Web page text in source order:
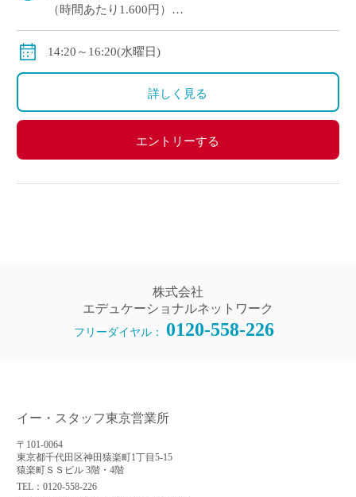
（時間あたり1.600円）
交通費全額支給
＊業務委託契約の報酬モデルを記載しています。
14:20～16:20(水曜日)
詳しく見る
エントリーする
株式会社
エデュケーショナルネットワーク
フリーダイヤル： 0120-558-226
イー・スタッフ東京営業所
〒101-0064
東京都千代田区神田猿楽町1丁目5-15
猿楽町ＳＳビル 3階・4階
TEL：0120-558-226